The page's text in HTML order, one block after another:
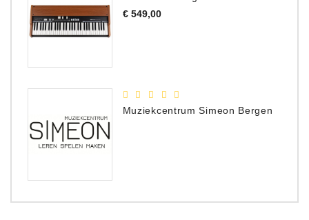
€ 549,00Prijs
Muziekcentrum Simeon Bergen